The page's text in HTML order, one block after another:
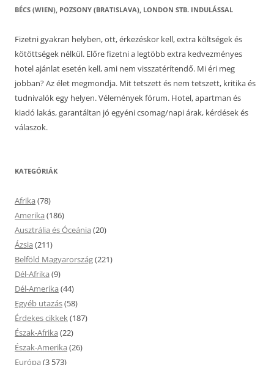
BÉCS (WIEN), POZSONY (BRATISLAVA), LONDON STB. INDULÁSSAL
Fizetni gyakran helyben, ott, érkezéskor kell, extra költségek és
kötöttségek nélkül. Előre fizetni a legtöbb extra kedvezményes
hotel ajánlat esetén kell, ami nem visszatérítendő. Mi éri meg
jobban? Az élet megmondja. Mit tetszett és nem tetszett, kritika és
tudnivalók egy helyen. Vélemények fórum. Hotel, apartman és
kiadó lakás, garantáltan jó egyéni csomag/napi árak, kérdések és
válaszok.
KATEGÓRIÁK
Afrika (78)
Amerika (186)
Ausztrália és Óceánia (20)
Ázsia (211)
Belföld Magyarország(221)
Dél-Afrika (9)
Dél-Amerika (44)
Egyéb utazás(58)
Érdekes cikkek(187)
Észak-Afrika (22)
Észak-Amerika (26)
Európa (3 573)